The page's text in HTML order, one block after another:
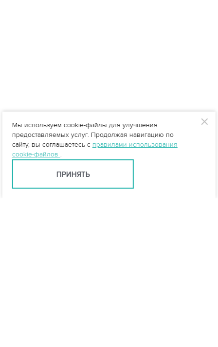
Мы используем cookie-файлы для улучшения
предоставляемых услуг. Продолжая навигацию по
сайту, вы соглашаетесь с правилами использования
cookie-файлов .
ПРИНЯТЬ